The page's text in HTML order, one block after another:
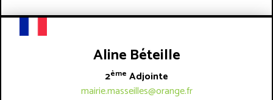
Aline Béteille
2ème Adjointe
mairie.masseilles@orange.fr